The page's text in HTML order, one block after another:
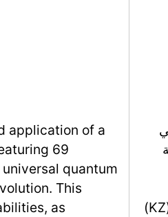
الدراسة عن نتائج هامة، بما في ذلك انهيار توقعات قياس كيبيل-زورك (KZ)
application of a
69
quantum
This
as